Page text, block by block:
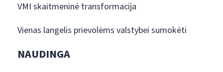
VMI skaitmeninė transformacija
Vienas langelis prievolėms valstybei sumokėti
NAUDINGA